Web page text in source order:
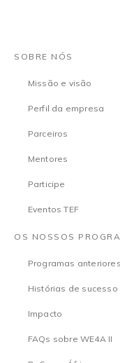
SOBRE NÓS
Missão e visão
Perfil da empresa
Parceiros
Mentores
Participe
Eventos TEF
OS NOSSOS
Programas anteriores
Histórias de sucesso
Impacto
FAQs sobre WE4A II